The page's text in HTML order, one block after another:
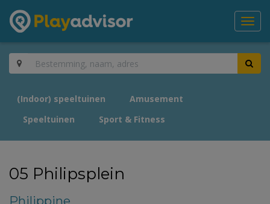
(Indoor) speeltuinen
Amusement
Speeltuinen
Sport & Fitness
05 Philipsplein
Philippine